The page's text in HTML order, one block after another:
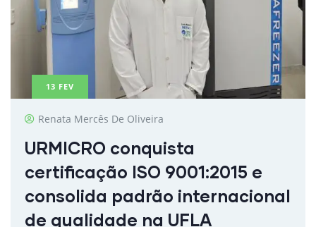
13 FEV
Renata Mercês De Oliveira
URMICRO conquista
certificação ISO 9001:2015 e
consolida padrão internacional
de qualidade na UFLA